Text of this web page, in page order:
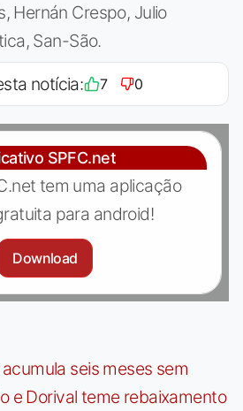
Hernán Crespo, Julio
San-São.
notícia: 7 0
SPFC.net
tem uma aplicação
para android!
Download
acumula seis meses sem
e Dorival teme rebaixamento